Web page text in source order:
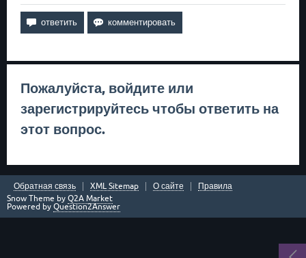
Пожалуйста, войдите или
зарегистрируйтесь чтобы ответить на
этот вопрос.
Обратная связь XML Sitemap О сайте
Правила
Snow Theme by Q2A Market
Powered by Question2Answer